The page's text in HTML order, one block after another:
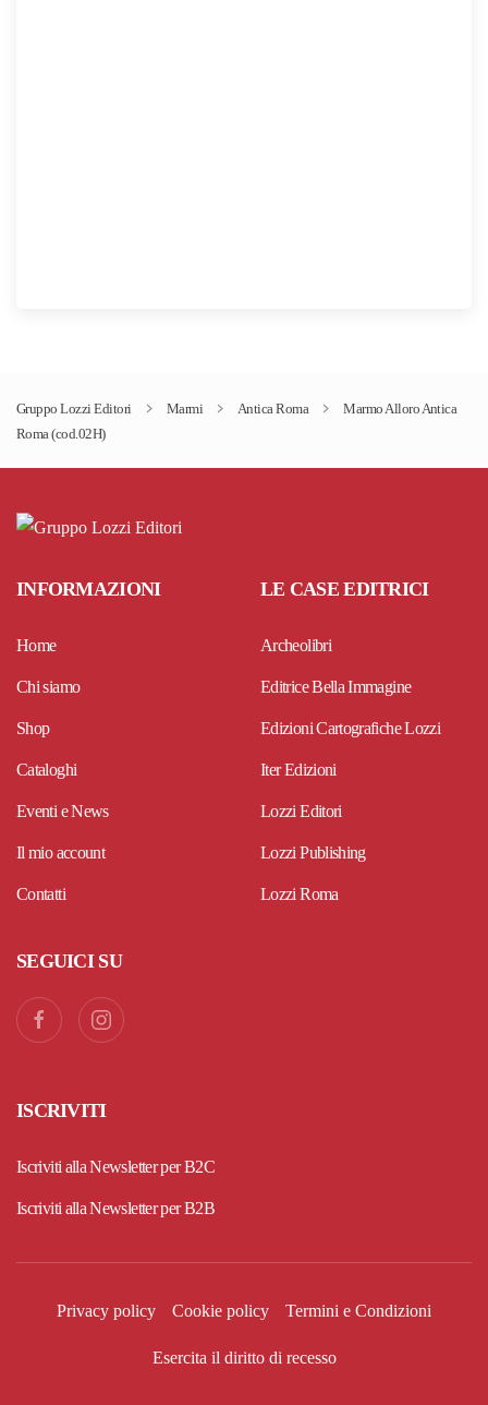
Gruppo Lozzi Editori Marmi Antica Roma
Marmo Alloro Antica
Roma (cod.02H)
INFORMAZIONI
Home
Chi siamo
Shop
Cataloghi
Eventi e News
Il mio account
Contatti
LE CASE EDITRICI
Archeolibri
Editrice Bella Immagine
Edizioni Cartografiche Lozzi
Iter Edizioni
Lozzi Editori
Lozzi Publishing
Lozzi Roma
SEGUICI SU
ISCRIVITI
Iscriviti alla Newsletter per B2C
Iscriviti alla Newsletter per B2B
Privacy policy Cookie policy Termini e Condizioni
Esercita il diritto di recesso